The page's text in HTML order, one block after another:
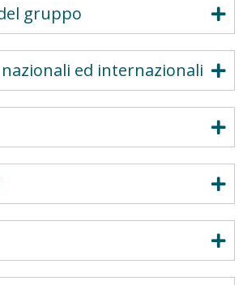
gruppo
ed internazionali